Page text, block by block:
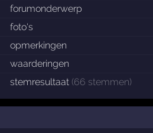
forumonderwerp
foto's
opmerkingen
waarderingen
stemresultaat (66 stemmen)